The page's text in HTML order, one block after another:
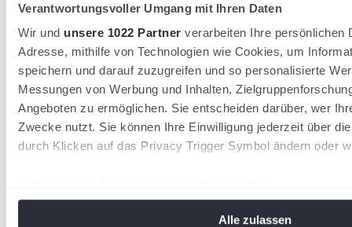
Verantwortungsvoller Umgang mit Ihren Daten
Wir und unsere 1022 Partner verarbeiten Ihre persönlichen
Adresse, mithilfe von Technologien wie Cookies, um
speichern und darauf zuzugreifen und so personalisierte
Messungen von Werbung und Inhalten,
Angeboten zu ermöglichen. Sie entscheiden darüber, wer
Zwecke nutzt. Sie können Ihre Einwilligung jederzeit über
durch Klicken auf das Privacy Trigger Symbol ändern oder
Alle zulassen